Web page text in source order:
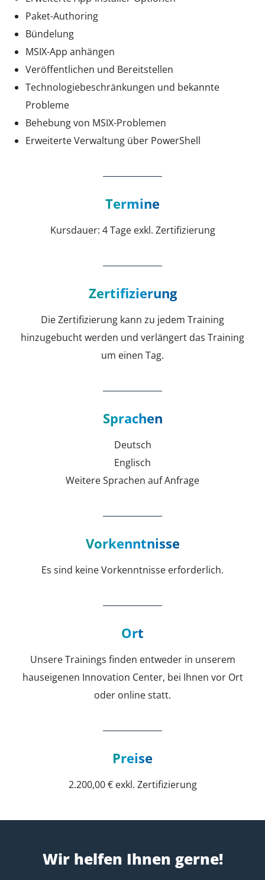
Paket-Authoring
Bündelung
MSIX-App anhängen
Veröffentlichen und Bereitstellen
Technologiebeschränkungen und bekannte
Probleme
Behebung von MSIX-Problemen
Erweiterte Verwaltung über PowerShell
Termine
Kursdauer: 4 Tage exkl. Zertifizierung
Zertifizierung
Die Zertifizierung kann zu jedem Training
hinzugebucht werden und verlängert das Training
um einen Tag.
Sprachen
Deutsch
Englisch
Weitere Sprachen auf Anfrage
Vorkenntnisse
Es sind keine Vorkenntnisse erforderlich.
Ort
Unsere Trainings finden entweder in unserem
hauseigenen Innovation Center, bei Ihnen vor Ort
oder online statt.
Preise
2.200,00 € exkl. Zertifizierung
Wir helfen Ihnen gerne!